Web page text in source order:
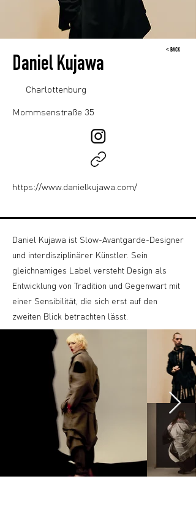
< BACK
Daniel Kujawa
Charlottenburg
Mommsenstraße 35
https://www.danielkujawa.com/
Daniel Kujawa ist Slow-Avantgarde-Designer
und interdisziplinärer Künstler. Sein
gleichnamiges Label versteht Design als
Entwicklung von Tradition und Gegenwart mit
einer Sensibilität, die sich erst auf den
zweiten Blick betrachten lässt.